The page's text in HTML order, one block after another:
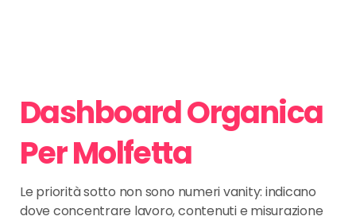
Dashboard Organica
Per Molfetta
Le priorità sotto non sono numeri vanity: indicano
dove concentrare lavoro, contenuti e misurazione